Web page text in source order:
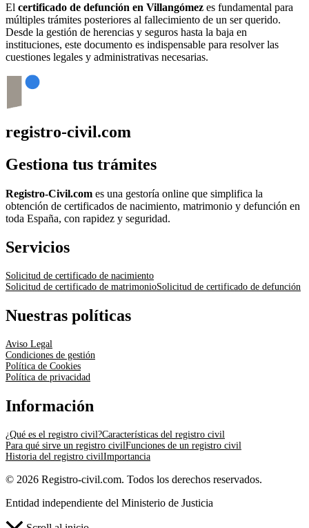
El certificado de defunción en Villangómez es fundamental para
múltiples trámites posteriores al fallecimiento de un ser querido.
Desde la gestión de herencias y seguros hasta la baja en
instituciones, este documento es indispensable para resolver las
cuestiones legales y administrativas necesarias.
registro-civil.com
Gestiona tus trámites
Registro-Civil.com es una gestoría online que simplifica la
obtención de certificados de nacimiento, matrimonio y defunción en
toda España, con rapidez y seguridad.
Servicios
Solicitud de certificado de nacimiento
Solicitud de certificado de matrimonioSolicitud de certificado de defunción
Nuestras políticas
Aviso Legal
Condiciones de gestión
Política de Cookies
Política de privacidad
Información
¿Qué es el registro civil?Características del registro civil
Para qué sirve un registro civilFunciones de un registro civil
Historia del registro civilImportancia
© 2026 Registro-civil.com. Todos los derechos reservados.
Entidad independiente del Ministerio de Justicia